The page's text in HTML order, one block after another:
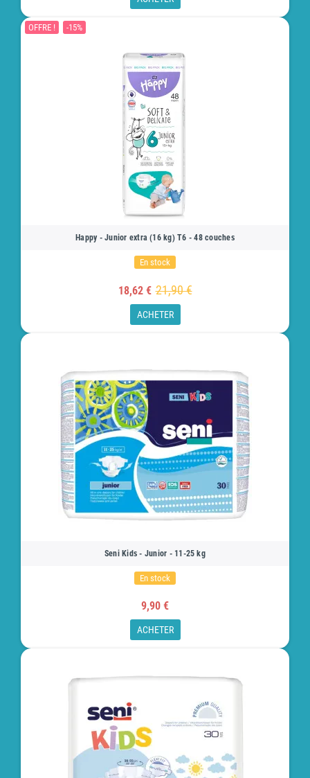
OFFRE ! -15%
Happy - Junior extra (16 kg) T6 - 48 couches
En stock
18,62 € 21,90 €
ACHETER
Seni Kids - Junior - 11-25 kg
En stock
9,90 €
ACHETER